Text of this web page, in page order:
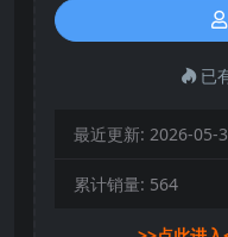
已
最近更新: 2026-05-
累计销量: 564